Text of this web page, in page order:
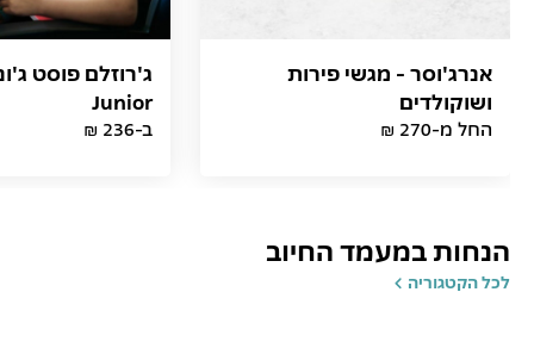
אנרג'וסר - מגשי פירות
ושוקולדים
החל מ-270 ₪
Junior
ב-236 ₪
הנחות במעמד החיוב
לכל הקטגוריה